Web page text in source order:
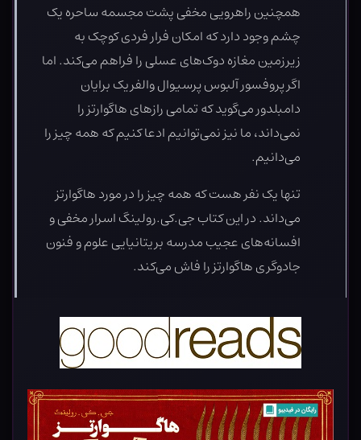
همچنین راهرویی مخفی پشت مجسمه ساحره یک
چشم وجود دارد که امکان فرار فردی کوچک به
زیرزمین مغازه دوک‌های عسلی را فراهم می‌کند. اما
اگر پروفسور آلبوس پرسیوال والفریک برایان
دامبلدور می‌گوید که تمامی رازهای هاگوارتز را
نمی‌داند، ما نیز نمی‌توانیم ادعا کنیم که همه چیز را
می‌دانیم.
تنها یک نفر هست که همه چیز را در مورد هاگوارتز
می‌داند. در این کتاب جی.کی.رولینگ اسرار مخفی و
افسانه‌های عجیب مدرسه بریتانیایی علوم و فنون
جادوگری هاگوارتز را فاش می‌کند.